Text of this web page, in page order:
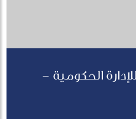
الحكومية -